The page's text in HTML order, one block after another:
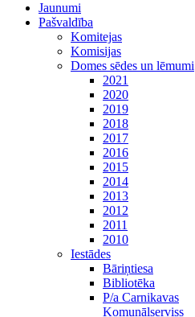
Jaunumi
Pašvaldība
Komitejas
Komisijas
Domes sēdes un lēmumi
2021
2020
2019
2018
2017
2016
2015
2014
2013
2012
2011
2010
Iestādes
Bāriņtiesa
Bibliotēka
P/a Carnikavas
Komunālserviss